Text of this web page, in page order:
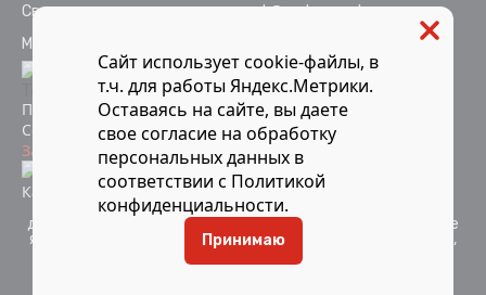
Связаться с отделом качестваok@vodopoverka.ru
Мы в социальных сетях:
Политика конфиденциальности
Согласие на обработку персональных данных
Защита от мошенников
Информация об аккредитации
Карта сайта
Компания Мосметрология © 2021-2026 Все материалы
данного сайта являются объектами авторского права и не
являются публичной офертой. Запрещается копирование,
распространение (в том числе путем копирования на
другие сайты и ресурсы в Интернете) или любое иное
Сайт использует cookie-файлы, в
т.ч. для работы Яндекс.Метрики.
Оставаясь на сайте, вы даете
своесогласие на обработку
персональных данных в
соответствии с Политикой
конфиденциальности.
Принимаю